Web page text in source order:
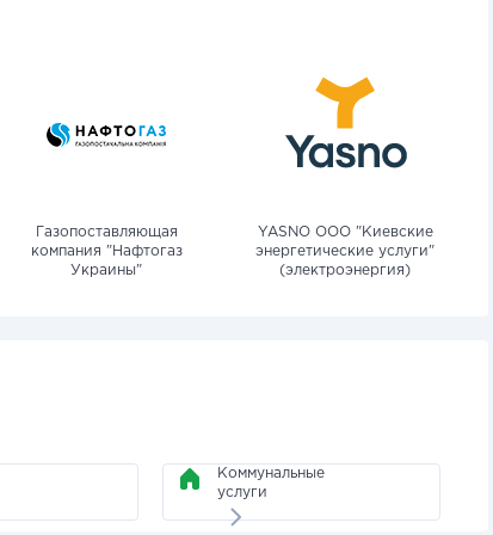
Газопоставляющая
компания "Нафтогаз
Украины"
YASNO OOO "Киевские
энергетические услуги"
(электроэнергия)
Коммунальные
услуги